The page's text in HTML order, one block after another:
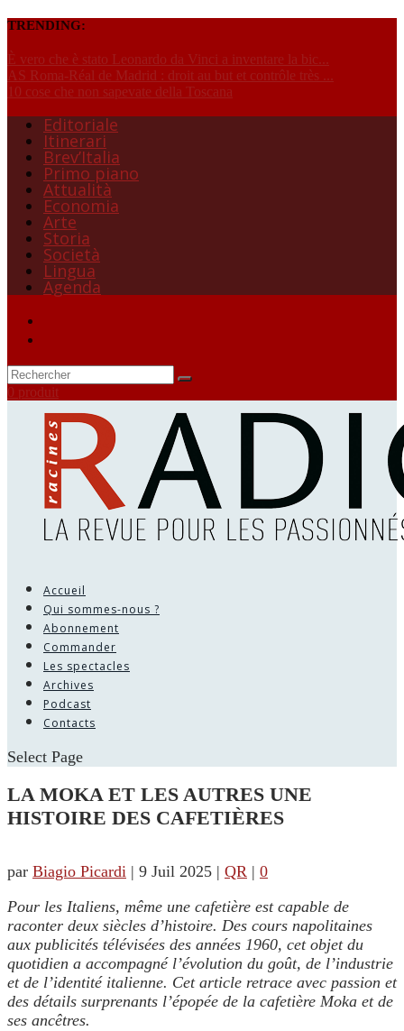
TRENDING:
È vero che è stato Leonardo da Vinci a inventare la bic...
AS Roma-Réal de Madrid : droit au but et contrôle très ...
10 cose che non sapevate della Toscana
Editoriale
Itinerari
Brev’Italia
Primo piano
Attualità
Economia
Arte
Storia
Società
Lingua
Agenda
0 produit
Accueil
Qui sommes-nous ?
Abonnement
Commander
Les spectacles
Archives
Podcast
Contacts
Select Page
LA MOKA ET LES AUTRES UNE
HISTOIRE DES CAFETIÈRES
par Biagio Picardi | 9 Juil 2025 | QR | 0
Pour les Italiens, même une cafetière est capable de
raconter deux siècles d’histoire. Des cours napolitaines
aux publicités télévisées des années 1960, cet objet du
quotidien a accompagné l’évolution du goût, de l’industrie
et de l’identité italienne. Cet article retrace avec passion et
des détails surprenants l’épopée de la cafetière Moka et de
ses ancêtres.